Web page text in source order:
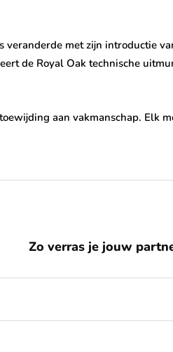
met zijn introductie
de Royal Oak technische
aan vakmanschap. Elk
Zo verras je jouw